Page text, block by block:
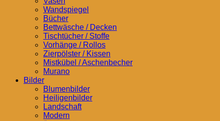
Wandspiegel
Bücher
Bettwäsche / Decken
Tischtücher / Stoffe
Vorhänge / Rollos
Zierpölster / Kissen
Mistkübel / Aschenbecher
Murano
Bilder
Blumenbilder
Heiligenbilder
Landschaft
Modern